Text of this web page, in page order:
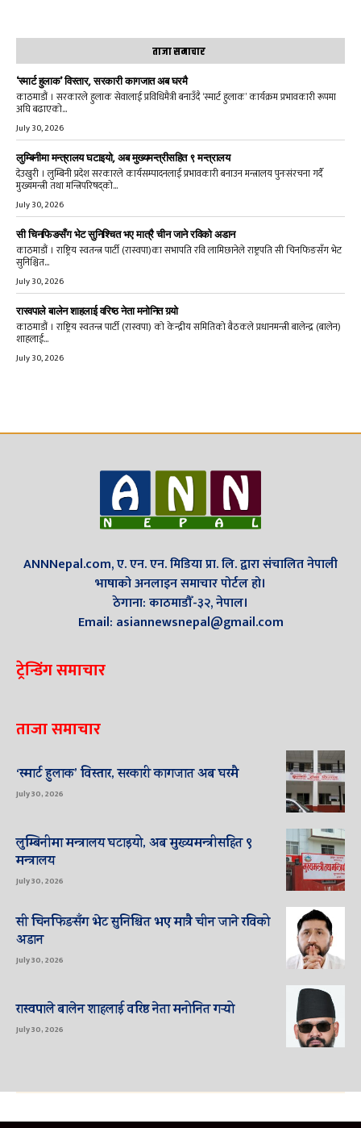
ताजा समाचार
‘स्मार्ट हुलाक’ विस्तार, सरकारी कागजात अब घरमै
काठमाडौं । सरकारले हुलाक सेवालाई प्रविधिमैत्री बनाउँदै ‘स्मार्ट हुलाक’ कार्यक्रम प्रभावकारी रूपमा
अघि बढाएको...
July 30, 2026
लुम्बिनीमा मन्त्रालय घटाइयो, अब मुख्यमन्त्रीसहित ९ मन्त्रालय
देउखुरी । लुम्बिनी प्रदेश सरकारले कार्यसम्पादनलाई प्रभावकारी बनाउन मन्त्रालय पुनःसंरचना गर्दै
मुख्यमन्त्री तथा मन्त्रिपरिषद्को...
July 30, 2026
सी चिनफिङसँग भेट सुनिश्चित भए मात्रै चीन जाने रविको अडान
काठमाडौं । राष्ट्रिय स्वतन्त्र पार्टी (रास्वपा)का सभापति रवि लामिछानेले राष्ट्रपति सी चिनफिङसँग भेट
सुनिश्चित...
July 30, 2026
रास्वपाले बालेन शाहलाई वरिष्ठ नेता मनोनित गर्‍यो
काठमाडौं । राष्ट्रिय स्वतन्त्र पार्टी (रास्वपा) को केन्द्रीय समितिको बैठकले प्रधानमन्त्री बालेन्द्र (बालेन)
शाहलाई...
July 30, 2026
ANNNepal.com, ए. एन. एन. मिडिया प्रा. लि. द्वारा संचालित नेपाली
भाषाको अनलाइन समाचार पोर्टल हो।
ठेगाना: काठमाडौँ-३२, नेपाल।
Email: asiannewsnepal@gmail.com
ट्रेन्डिंग समाचार
ताजा समाचार
‘स्मार्ट हुलाक’ विस्तार, सरकारी कागजात अब घरमै
July 30, 2026
लुम्बिनीमा मन्त्रालय घटाइयो, अब मुख्यमन्त्रीसहित ९
मन्त्रालय
July 30, 2026
सी चिनफिङसँग भेट सुनिश्चित भए मात्रै चीन जाने रविको
अडान
July 30, 2026
रास्वपाले बालेन शाहलाई वरिष्ठ नेता मनोनित गर्‍यो
July 30, 2026